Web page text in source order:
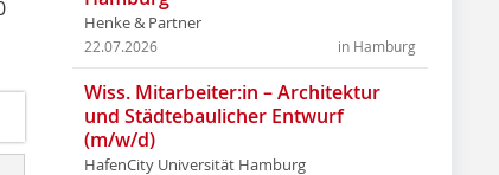
Henke & Partner
in Hamburg
22.07.2026
Wiss. Mitarbeiter:in – Architektur
und Städtebaulicher Entwurf
(m/w/d)
HafenCity Universität Hamburg